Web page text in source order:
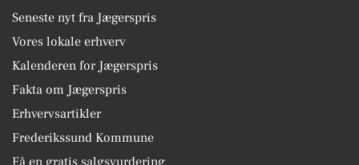
Seneste nyt fra Jægerspris
Vores lokale erhverv
Kalenderen for Jægerspris
Fakta om Jægerspris
Erhvervsartikler
Frederikssund Kommune
Få en gratis salgsvurdering